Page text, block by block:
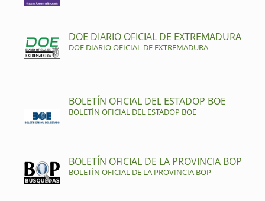
DOE DIARIO OFICIAL DE EXTREMADURA
DOE DIARIO OFICIAL DE EXTREMADURA
BOLETÍN OFICIAL DEL ESTADOP BOE
BOLETÍN OFICIAL DEL ESTADOP BOE
BOLETÍN OFICIAL DE LA PROVINCIA BOP
BOLETÍN OFICIAL DE LA PROVINCIA BOP